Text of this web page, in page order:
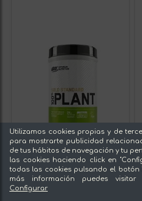
Utilizamos cookies propias y de
para mostrarte publicidad
de tus hábitos de navegación y tu
las cookies haciendo click en
todas las cookies pulsando el botón
más información puedes visitar
Configurar